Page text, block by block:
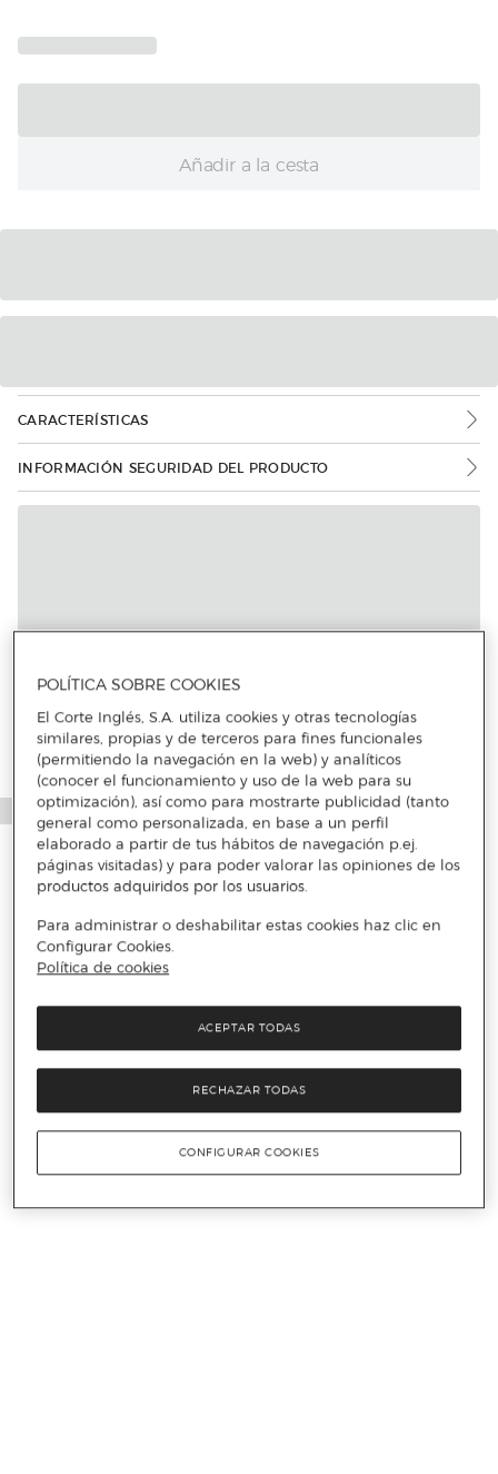
Añadir a la cesta
CARACTERÍSTICAS
INFORMACIÓN SEGURIDAD DEL PRODUCTO
POLÍTICA SOBRE COOKIES
El Corte Inglés, S.A. utiliza cookies y otras tecnologías
similares, propias y de terceros para fines funcionales
(permitiendo la navegación en la web) y analíticos
(conocer el funcionamiento y uso de la web para su
optimización), así como para mostrarte publicidad (tanto
general como personalizada, en base a un perfil
elaborado a partir de tus hábitos de navegación p.ej.
páginas visitadas) y para poder valorar las opiniones de los
productos adquiridos por los usuarios.
Para administrar o deshabilitar estas cookies haz clic en
Configurar Cookies.
Política de cookies
RECHAZAR TODAS
ACEPTAR TODAS
CONFIGURAR COOKIES